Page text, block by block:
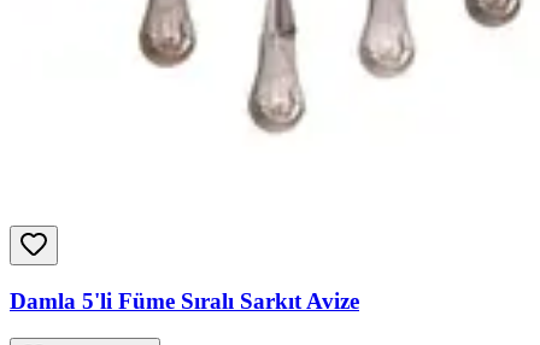
Damla 5'li Füme Sıralı Sarkıt Avize